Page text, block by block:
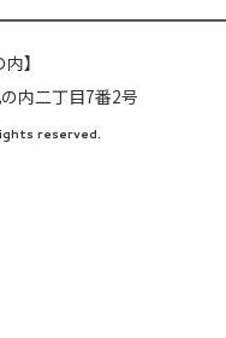
】
内二丁目7番2号
reserved.